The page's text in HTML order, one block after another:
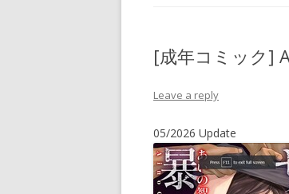
[成年コミック]
Leave a reply
05/2026 Update